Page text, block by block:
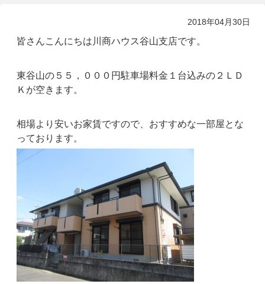
2018年04月30日
皆さんこんにちは川商ハウス谷山支店です。
東谷山の５５，０００円駐車場料金１台込みの２ＬＤ
Ｋが空きます。
相場より安いお家賃ですので、おすすめな一部屋とな
っております。